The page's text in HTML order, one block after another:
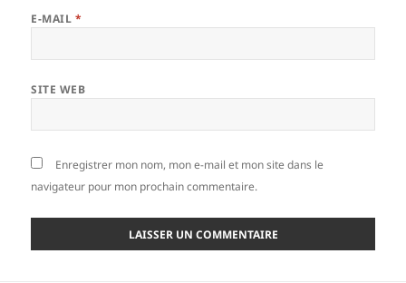
E-MAIL *
SITE WEB
Enregistrer mon nom, mon e-mail et mon site dans le
navigateur pour mon prochain commentaire.